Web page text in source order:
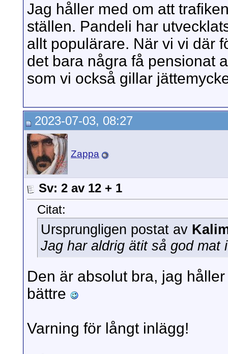
Jag håller med om att
ställen. Pandeli har
allt populärare. När vi vi där
det bara några få pensionat
som vi också gillar
2023-07-03, 08:27
Zappa
Sv: 2 av 12 + 1
Citat:
Ursprungligen postat av
Jag har aldrig ätit så god
Den är absolut bra, jag
bättre
Varning för långt inlägg!